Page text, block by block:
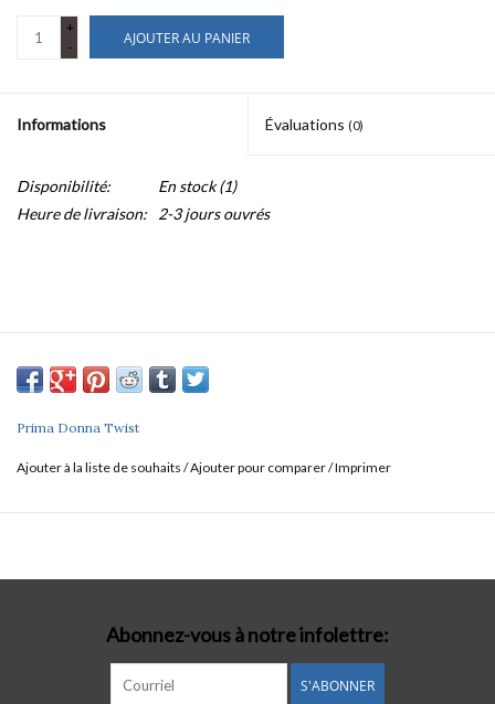
+
-
AJOUTER AU PANIER
Informations Évaluations (0)
Disponibilité: En stock(1)
Heure de livraison: 2-3 jours ouvrés
Prima Donna Twist
Ajouter à la liste de souhaits /Ajouter pour comparer/Imprimer
Abonnez-vous à notre infolettre:
S'ABONNER